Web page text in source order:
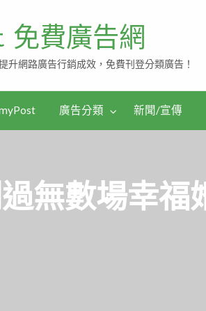
免費廣告網
升網路廣告行銷成效，免費刊登分類廣告！
廣告分類 新聞/宣傳
無數場幸福